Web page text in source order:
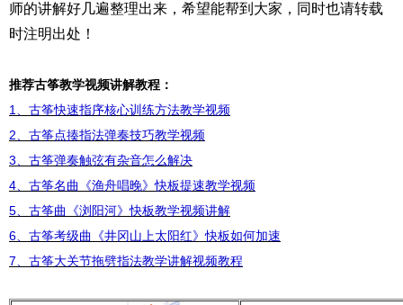
师的讲解好几遍整理出来，希望能帮到大家，同时也请转载
时注明出处！
推荐古筝教学视频讲解教程：
1、古筝快速指序核心训练方法教学视频
2、古筝点揍指法弹奏技巧教学视频
3、古筝弹奏触弦有杂音怎么解决
4、古筝名曲《渔舟唱晚》快板提速教学视频
5、古筝曲《浏阳河》快板教学视频讲解
6、古筝考级曲《井冈山上太阳红》快板如何加速
7、古筝大关节拖劈指法教学讲解视频教程